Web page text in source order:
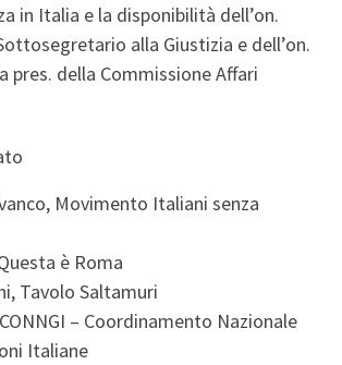
in Italia e la disponibilità dell’on.
alla Giustizia e dell’on.
pres. della Commissione Affari
Movimento Italiani senza
è Roma
Tavolo Saltamuri
– Coordinamento Nazionale
Italiane